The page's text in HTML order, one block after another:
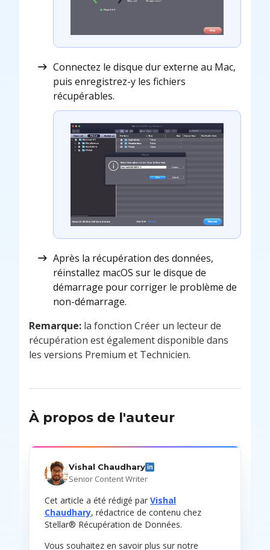
Connectez le disque dur externe au Mac,
puis enregistrez-y les fichiers
récupérables.
Après la récupération des données,
réinstallez macOS sur le disque de
démarrage pour corriger le problème de
non-démarrage.
Remarque: la fonction Créer un lecteur de
récupération est également disponible dans
les versions Premium et Technicien.
À propos de l'auteur
Vishal Chaudhary in
Senior Content Writer
Cet article a été rédigé par Vishal
Chaudhary, rédactrice de contenu chez
Stellar® Récupération de Données.
Vous souhaitez en savoir plus sur notre